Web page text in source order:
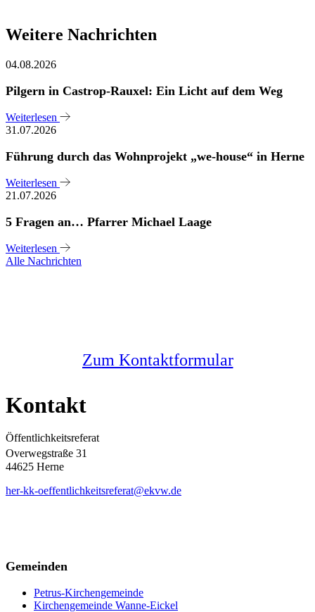
Weitere Nachrichten
04.08.2026
Pilgern in Castrop-Rauxel: Ein Licht auf dem Weg
Weiterlesen
31.07.2026
Führung durch das Wohnprojekt „we-house“ in Herne
Weiterlesen
21.07.2026
5 Fragen an… Pfarrer Michael Laage
Weiterlesen
Alle Nachrichten
Zum Kontaktformular
Kontakt
Öffentlichkeitsreferat
Overwegstraße 31
44625 Herne
her-kk-oeffentlichkeitsreferat@ekvw.de
Gemeinden
Petrus-Kirchengemeinde
Kirchengemeinde Wanne-Eickel